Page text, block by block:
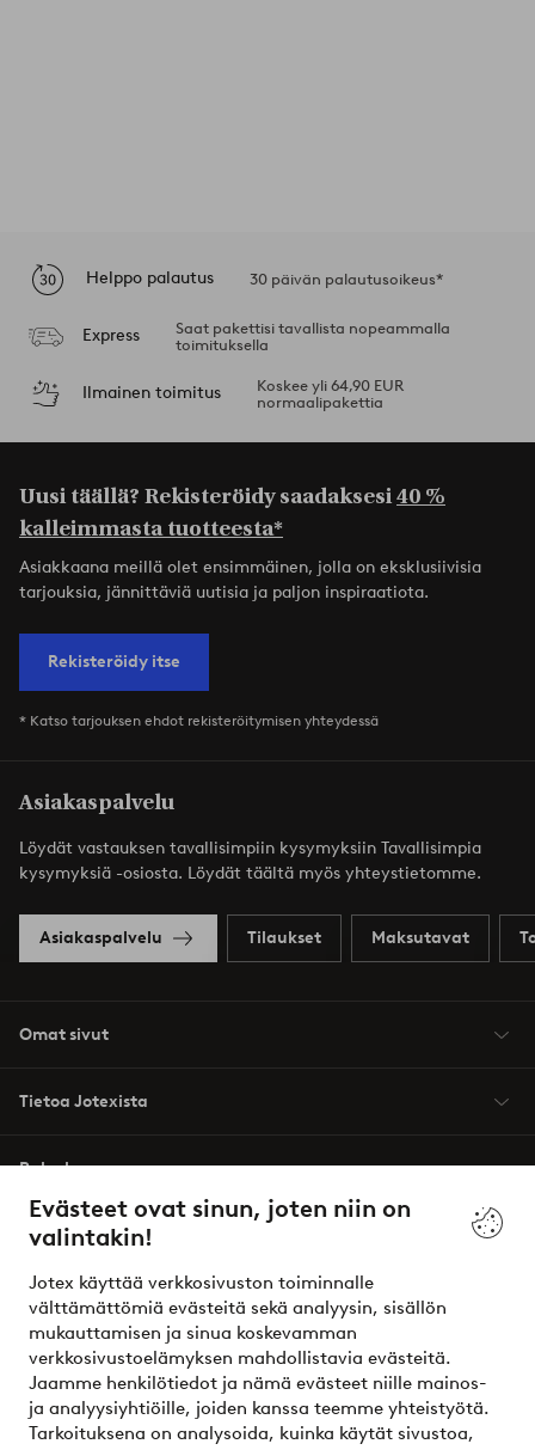
Evästeet ovat sinun, joten niin on
valintakin!
Jotex käyttää verkkosivuston toiminnalle
välttämättömiä evästeitä sekä analyysin, sisällön
mukauttamisen ja sinua koskevamman
verkkosivustoelämyksen mahdollistavia evästeitä.
Jaamme henkilötiedot ja nämä evästeet niille mainos-
ja analyysiyhtiöille, joiden kanssa teemme yhteistyötä.
Tarkoituksena on analysoida, kuinka käytät sivustoa,
Helppo palautus 30 päivän palautusoikeus*
Express
Saat pakettisi tavallista nopeammalla
toimituksella
Ilmainen toimitus
Koskee yli 64,90 EUR
normaalipakettia
Uusi täällä? Rekisteröidy saadaksesi40 %
kalleimmasta tuotteesta*
Asiakkaana meillä olet ensimmäinen, jolla on eksklusiivisia
tarjouksia, jännittäviä uutisia ja paljon inspiraatiota.
Rekisteröidy itse
* Katso tarjouksen ehdot rekisteröitymisen yhteydessä
Asiakaspalvelu
Löydät vastauksen tavallisimpiin kysymyksiin Tavallisimpia
kysymyksiä -osiosta. Löydät täältä myös yhteystietomme.
Asiakaspalvelu Tilaukset Maksutavat
Omat sivut
Tietoa Jotexista
Palvelumme
Ehdot
Ystävät
Turvalliset maksut – maksa nyt tai erissä
Haluatko tietää lisää maksuvaihtoehdoistamme?